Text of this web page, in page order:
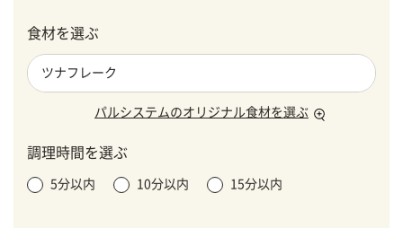
食材を選ぶ
パルシステムのオリジナル食材を選ぶ
調理時間を選ぶ
5分以内 10分以内 15分以内